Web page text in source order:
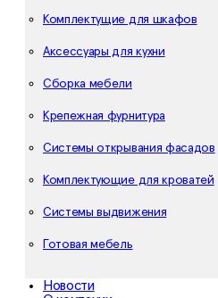
Комплектущие для шкафов
Аксессуары для кухни
Сборка мебели
Крепежная фурнитура
Системы открывания фасадов
Комплектующие для кроватей
Системы выдвижения
Готовая мебель
Новости